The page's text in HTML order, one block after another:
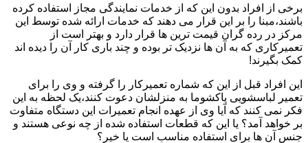
برخی از افراد بدون این که از خدمات نمایندگی مجاز استفاده کرده
باشند،مبنا را بر این قرار می دهند که خدمات ارائه شده توسط این
مرکز در رده گران قیمت ترین ها قرار دارد و بهتر است از
تعمیرکاری که به آن ها نزدیک تر بوده و چند باری کار آن را دیده اند
کمک بگیرند!
این افراد قبل از این که شماره تعمیرکار را گرفته و وی را برای
تعمیر لباسشویی پاکشوما به منزلشان دعوت کنند،یک لحظه به این
فکر نمی کنند که آیا وی از عهده انجام تعمیرات این دستگاه متفاوت
بر خواهد آمد؟ یا این که قطعات استفاده شده از چه نوعی هستند و
جنس آن ها برای استفاده مناسب است یا خیر؟